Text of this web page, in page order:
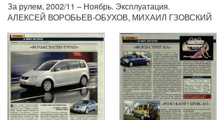
За рулем, 2002/11 – Ноябрь. Эксплуатация.
АЛЕКСЕЙ ВОРОБЬЕВ-ОБУХОВ, МИХАИЛ ГЗОВСКИЙ